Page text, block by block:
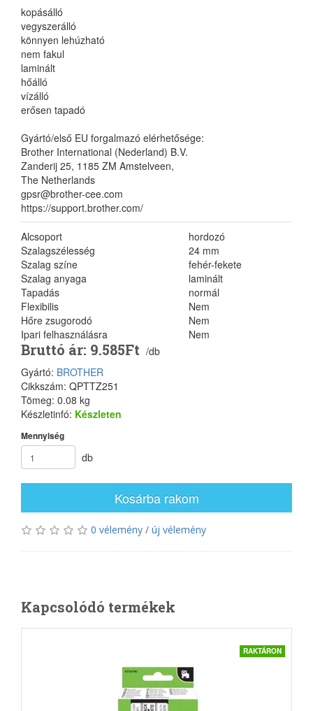
kopásálló
vegyszerálló
könnyen lehúzható
nem fakul
laminált
hőálló
vízálló
erősen tapadó
Gyártó/első EU forgalmazó elérhetősége:
Brother International (Nederland) B.V.
Zanderij 25, 1185 ZM Amstelveen,
The Netherlands
gpsr@brother-cee.com
https://support.brother.com/
Alcsoport
hordozó
Szalagszélesség
24 mm
Szalag színe
fehér-fekete
Szalag anyaga
laminált
Tapadás
normál
Flexibilis
Nem
Hőre zsugorodó
Nem
Ipari felhasználásra
Nem
Bruttó ár: 9.585Ft /db
Gyártó: BROTHER
Cikkszám: QPTTZ251
Tömeg: 0.08 kg
Készletinfó: Készleten
Mennyiség
db
Kosárba rakom
0 vélemény / új vélemény
Kapcsolódó termékek
RAKTÁRON